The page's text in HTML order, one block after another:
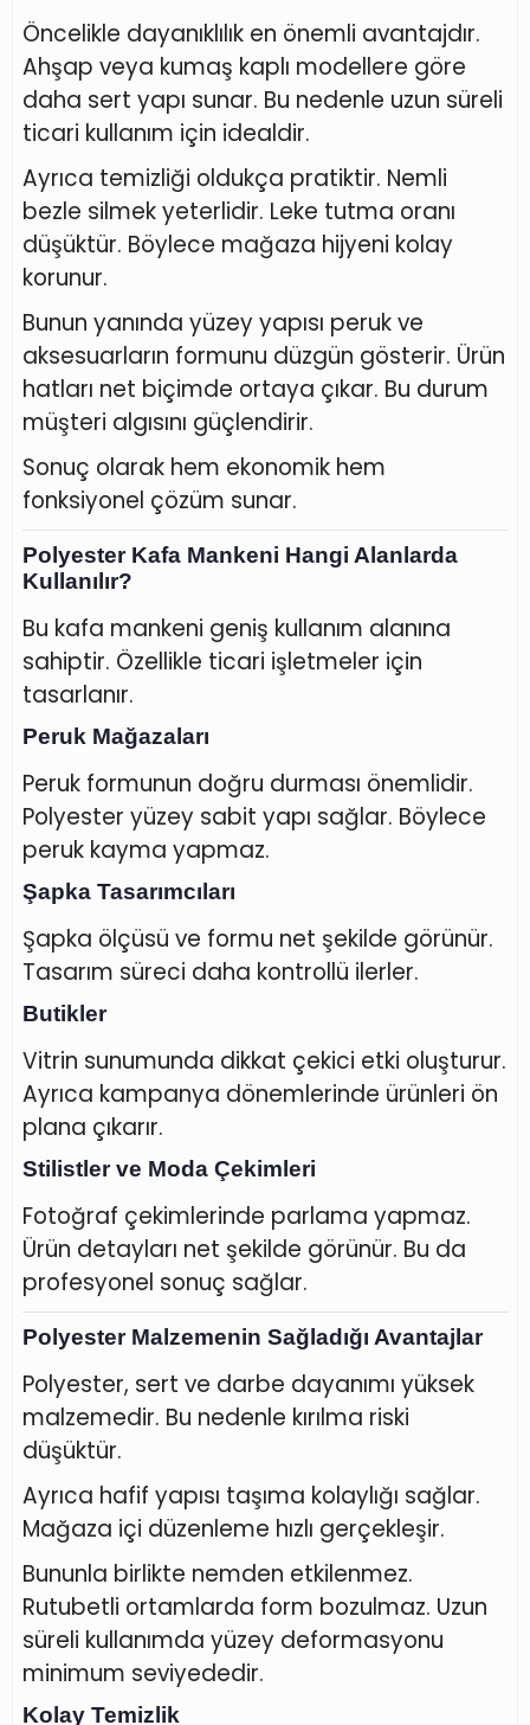
Öncelikle dayanıklılık en önemli avantajdır.
Ahşap veya kumaş kaplı modellere göre
daha sert yapı sunar. Bu nedenle uzun süreli
ticari kullanım için idealdir.
Ayrıca temizliği oldukça pratiktir. Nemli
bezle silmek yeterlidir. Leke tutma oranı
düşüktür. Böylece mağaza hijyeni kolay
korunur.
Bunun yanında yüzey yapısı peruk ve
aksesuarların formunu düzgün gösterir. Ürün
hatları net biçimde ortaya çıkar. Bu durum
müşteri algısını güçlendirir.
Sonuç olarak hem ekonomik hem
fonksiyonel çözüm sunar.
Polyester Kafa Mankeni Hangi Alanlarda
Kullanılır?
Bu kafa mankeni geniş kullanım alanına
sahiptir. Özellikle ticari işletmeler için
tasarlanır.
Peruk Mağazaları
Peruk formunun doğru durması önemlidir.
Polyester yüzey sabit yapı sağlar. Böylece
peruk kayma yapmaz.
Şapka Tasarımcıları
Şapka ölçüsü ve formu net şekilde görünür.
Tasarım süreci daha kontrollü ilerler.
Butikler
Vitrin sunumunda dikkat çekici etki oluşturur.
Ayrıca kampanya dönemlerinde ürünleri ön
plana çıkarır.
Stilistler ve Moda Çekimleri
Fotoğraf çekimlerinde parlama yapmaz.
Ürün detayları net şekilde görünür. Bu da
profesyonel sonuç sağlar.
Polyester Malzemenin Sağladığı Avantajlar
Polyester, sert ve darbe dayanımı yüksek
malzemedir. Bu nedenle kırılma riski
düşüktür.
Ayrıca hafif yapısı taşıma kolaylığı sağlar.
Mağaza içi düzenleme hızlı gerçekleşir.
Bununla birlikte nemden etkilenmez.
Rutubetli ortamlarda form bozulmaz. Uzun
süreli kullanımda yüzey deformasyonu
minimum seviyededir.
Kolay Temizlik